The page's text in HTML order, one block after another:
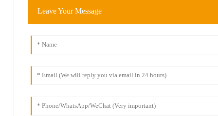
Leave Your Message